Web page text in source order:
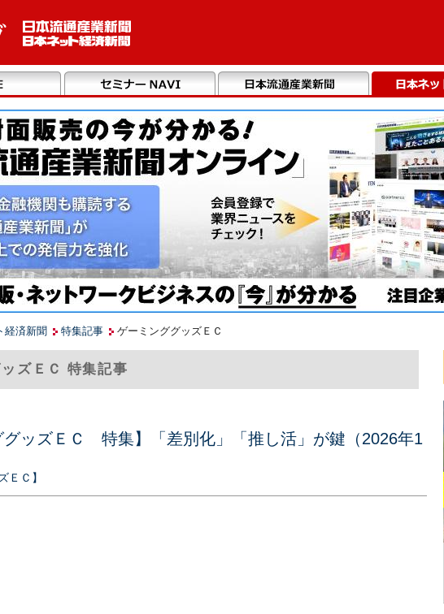
経済新聞 特集記事 ゲーミンググッズＥＣ
ズＥＣ 特集記事
グッズＥＣ 特集】「差別化」「推し活」が鍵（2026年1
ＥＣ】